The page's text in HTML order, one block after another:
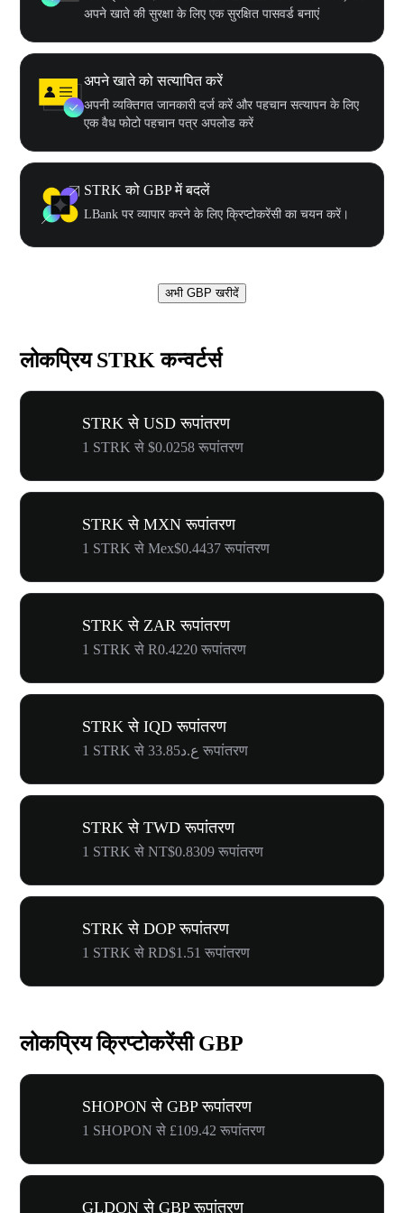
अपने खाते की सुरक्षा के लिए एक सुरक्षित पासवर्ड बनाएं
अपने खाते को सत्यापित करें
अपनी व्यक्तिगत जानकारी दर्ज करें और पहचान सत्यापन के लिए
एक वैध फोटो पहचान पत्र अपलोड करें
STRK को GBP में बदलें
LBank पर व्यापार करने के लिए क्रिप्टोकरेंसी का चयन करें।
अभी GBP खरीदें
लोकप्रिय STRK कन्वर्टर्स
STRK से USD रूपांतरण
1 STRK से $0.0258 रूपांतरण
STRK से MXN रूपांतरण
1 STRK से Mex$0.4437 रूपांतरण
STRK से ZAR रूपांतरण
1 STRK से R0.4220 रूपांतरण
STRK से IQD रूपांतरण
1 STRK से ع.د33.85 रूपांतरण
STRK से TWD रूपांतरण
1 STRK से NT$0.8309 रूपांतरण
STRK से DOP रूपांतरण
1 STRK से RD$1.51 रूपांतरण
लोकप्रिय क्रिप्टोकरेंसी GBP
SHOPON से GBP रूपांतरण
1 SHOPON से £109.42 रूपांतरण
GLDON से GBP रूपांतरण